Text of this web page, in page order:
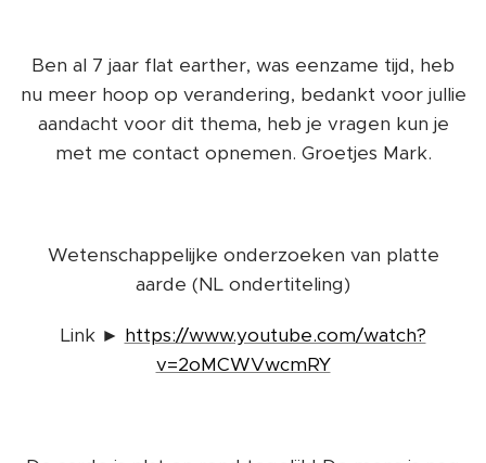
Ben al 7 jaar flat earther, was eenzame tijd, heb
nu meer hoop op verandering, bedankt voor jullie
aandacht voor dit thema, heb je vragen kun je
met me contact opnemen. Groetjes Mark.
Wetenschappelijke onderzoeken van platte
aarde (NL ondertiteling)
Link ► https://www.youtube.com/watch?
v=2oMCWVwcmRY